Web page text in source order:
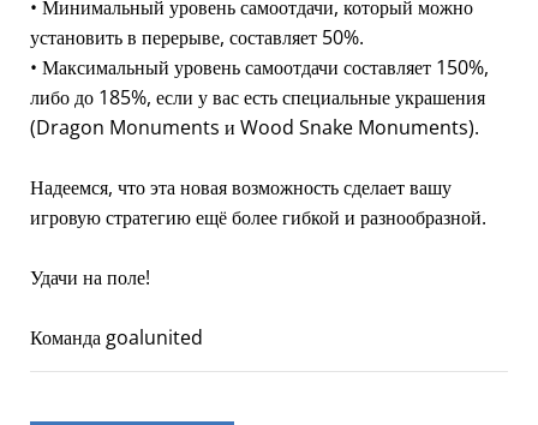
• Минимальный уровень самоотдачи, который можно
установить в перерыве, составляет 50%.
• Максимальный уровень самоотдачи составляет 150%,
либо до 185%, если у вас есть специальные украшения
(Dragon Monuments и Wood Snake Monuments).
Надеемся, что эта новая возможность сделает вашу
игровую стратегию ещё более гибкой и разнообразной.
Удачи на поле!
Команда goalunited